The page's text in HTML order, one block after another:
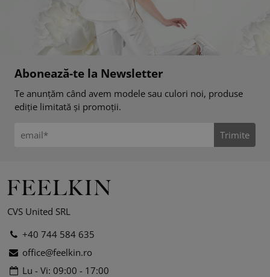
Abonează-te la Newsletter
Te anunțăm când avem modele sau culori noi, produse
ediție limitată și promoții.
Trimite
CVS United SRL
+40 744 584 635
office@feelkin.ro
Lu - Vi: 09:00 - 17:00